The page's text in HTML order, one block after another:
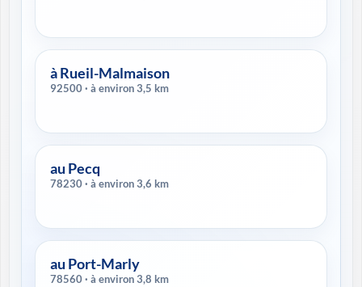
à Rueil-Malmaison
92500 · à environ 3,5 km
au Pecq
78230 · à environ 3,6 km
au Port-Marly
78560 · à environ 3,8 km